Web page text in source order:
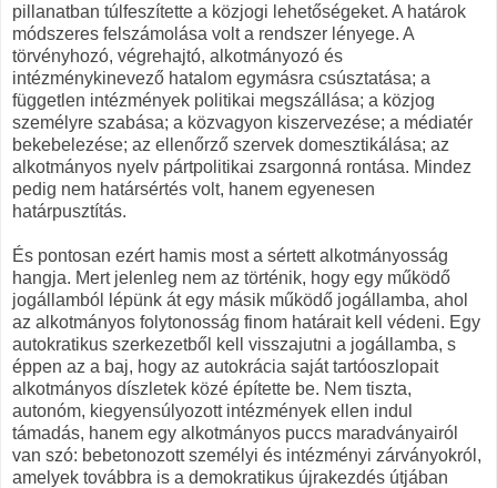
pillanatban túlfeszítette a közjogi lehetőségeket. A határok
módszeres felszámolása volt a rendszer lényege. A
törvényhozó, végrehajtó, alkotmányozó és
intézménykinevező hatalom egymásra csúsztatása; a
független intézmények politikai megszállása; a közjog
személyre szabása; a közvagyon kiszervezése; a médiatér
bekebelezése; az ellenőrző szervek domesztikálása; az
alkotmányos nyelv pártpolitikai zsargonná rontása. Mindez
pedig nem határsértés volt, hanem egyenesen
határpusztítás.
És pontosan ezért hamis most a sértett alkotmányosság
hangja. Mert jelenleg nem az történik, hogy egy működő
jogállamból lépünk át egy másik működő jogállamba, ahol
az alkotmányos folytonosság finom határait kell védeni. Egy
autokratikus szerkezetből kell visszajutni a jogállamba, s
éppen az a baj, hogy az autokrácia saját tartóoszlopait
alkotmányos díszletek közé építette be. Nem tiszta,
autonóm, kiegyensúlyozott intézmények ellen indul
támadás, hanem egy alkotmányos puccs maradványairól
van szó: bebetonozott személyi és intézményi zárványokról,
amelyek továbbra is a demokratikus újrakezdés útjában